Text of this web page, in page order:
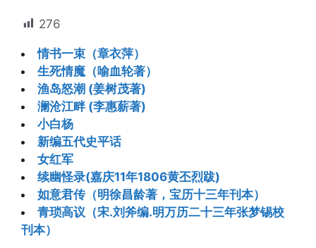
276
情书一束（章衣萍）
生死情魔（喻血轮著）
渔岛怒潮 (姜树茂著)
澜沧江畔 (李惠薪著)
小白杨
新编五代史平话
女红军
续幽怪录(嘉庆11年1806黄丕烈跋)
如意君传（明徐昌龄著，宝历十三年刊本）
青琐高议（宋.刘斧编.明万历二十三年张梦锡校
刊本）